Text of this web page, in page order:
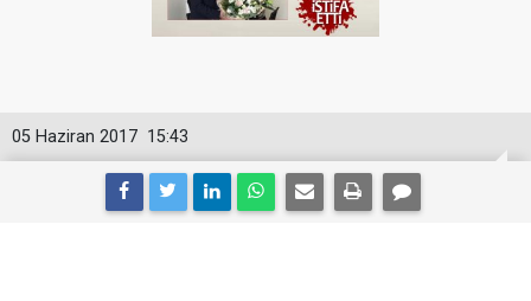
15:43
05 Haziran 2017